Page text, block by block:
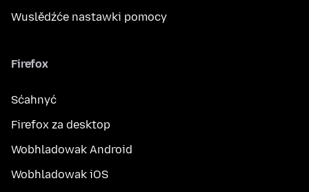
Wuslědźće nastawki pomocy
Firefox
Sćahnyć
Firefox za desktop
Wobhladowak Android
Wobhladowak iOS